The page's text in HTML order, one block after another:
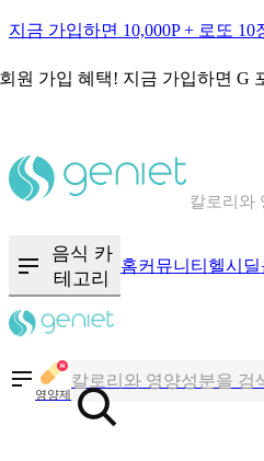
지금 가입하면 10,000P + 로또 10
원 가입 혜택! 지금 가입하면 G
혈당 · 다
음식 카
테고리
홈커뮤니티 헬시딜
영양제
칼로리와 영양성분을 검
혈당 · 다이어트 음식 검
음식 · 영양제 리뷰를 찾